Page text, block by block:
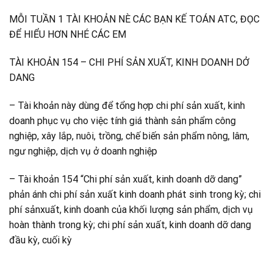
MỖI TUẦN 1 TÀI KHOẢN NÈ CÁC BẠN KẾ TOÁN ATC, ĐỌC
ĐỂ HIỂU HƠN NHÉ CÁC EM
TÀI KHOẢN 154 – CHI PHÍ SẢN XUẤT, KINH DOANH DỞ
DANG
– Tài khoản này dùng để tổng hợp chi phí sản xuất, kinh
doanh phục vụ cho việc tính giá thành sản phẩm công
nghiệp, xây lắp, nuôi, trồng, chế biến sản phẩm nông, lâm,
ngư nghiệp, dịch vụ ở doanh nghiệp
– Tài khoản 154 “Chi phí sản xuất, kinh doanh dỡ dang”
phản ánh chi phí sản xuất kinh doanh phát sinh trong kỳ; chi
phí sảnxuất, kinh doanh của khối lượng sản phẩm, dịch vụ
hoàn thành trong kỳ; chi phí sản xuất, kinh doanh dỡ dang
đầu kỳ, cuối kỳ